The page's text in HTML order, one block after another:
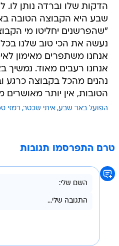
הדקות שלו וברדה נותן
שבע היא הקבוצה הטובה
"שהפרשנים יחליטו מי
נעשה את הכי טוב שלנו
אנחנו משתפרים מאימון
אנחנו רעבים מאוד. נמשיך
נהנים מהכל בקבוצה כרגע
הטובות, אין יותר מאושרים
הפועל באר שבע איתי שכטר רמזי
טרם התפרסמו תגובות